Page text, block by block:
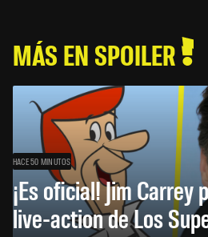
MÁS EN SPOILER
HACE 50 MINUTOS
¡Es oficial! Jim Carrey
live-action de Los